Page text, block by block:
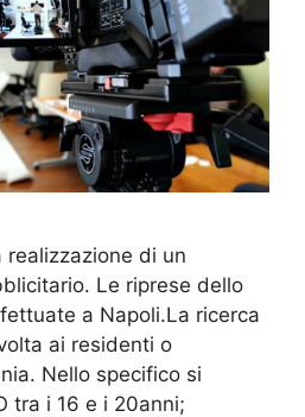
di un
Le riprese dello
a Napoli.La ricerca
ai residenti o
Nello specifico si
tra i 16 e i 20anni;